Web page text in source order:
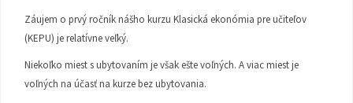
Záujem o prvý ročník nášho kurzu Klasická ekonómia pre učiteľov
(KEPU) je relatívne veľký.
Niekoľko miest s ubytovaním je však ešte voľných. A viac miest je
voľných na účasť na kurze bez ubytovania.